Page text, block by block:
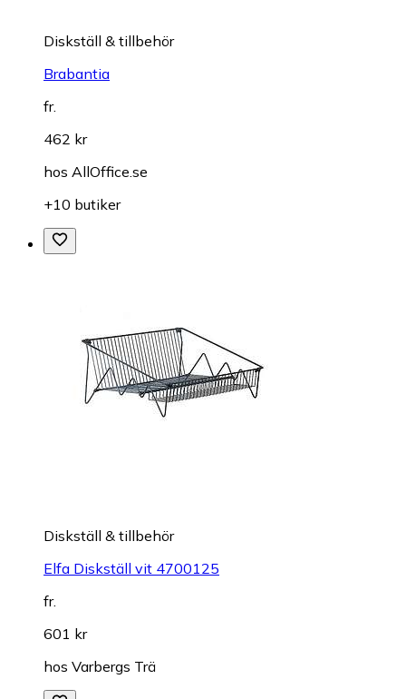
Diskställ & tillbehör
Brabantia
fr.
462 kr
hos AllOffice.se
+10 butiker
Diskställ & tillbehör
Elfa Diskställ vit 4700125
fr.
601 kr
hos Varbergs Trä